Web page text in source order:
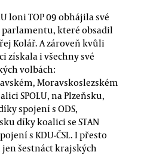
loni TOP 09 obhájila své
parlamentu, které obsadil
Kolář. A zároveň kvůli
získala i všechny své
volbách:
Moravskoslezském
SPOLU, na Plzeňsku,
spojení s ODS,
díky koalici se STAN
s KDU-ČSL. I přesto
jen šestnáct krajských